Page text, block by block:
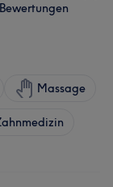
Massage